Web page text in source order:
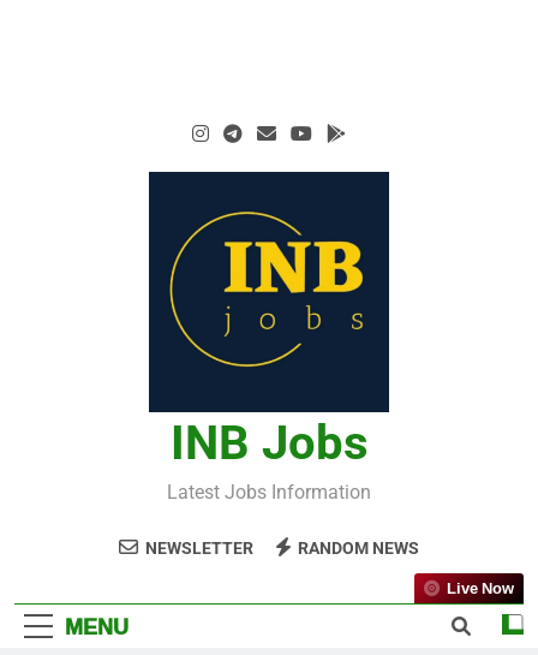
INB Jobs
Latest Jobs Information
NEWSLETTER RANDOM NEWS
MENU
Live Now